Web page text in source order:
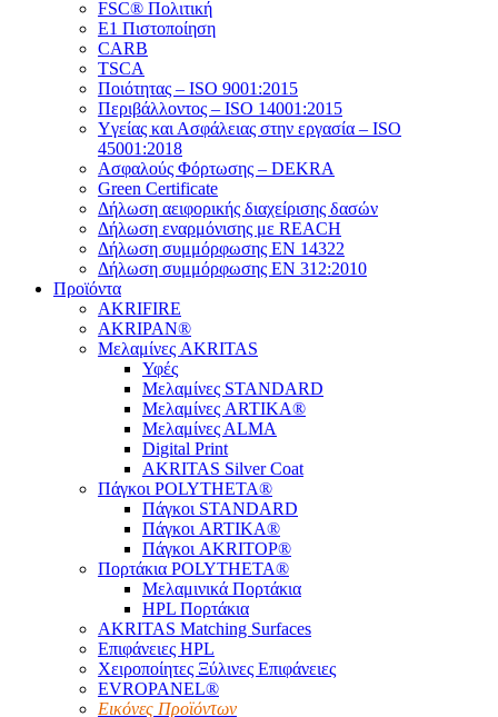
FSC® Πολιτική
E1 Πιστοποίηση
CARB
TSCA
Πoιότητας – ISO 9001:2015
Περιβάλλοντος – ISO 14001:2015
Yγείας και Ασφάλειας στην εργασία – ISO
45001:2018
Ασφαλούς Φόρτωσης – DEKRA
Green Certificate
Δήλωση αειφορικής διαχείρισης δασών
Δήλωση εναρμόνισης με REACH
Δήλωση συμμόρφωσης EN 14322
Δήλωση συμμόρφωσης EN 312:2010
Προϊόντα
AKRIFIRE
AKRIPAN®
Μελαμίνες AKRITAS
Υφές
Μελαμίνες STANDARD
Μελαμίνες ARTIKA®
Μελαμίνες ΑLMA
Digital Print
AKRITAS Silver Coat
Πάγκοι POLYTHETA®
Πάγκοι STANDARD
Πάγκοι ARTIKA®
Πάγκοι AKRITOP®
Πορτάκια POLYTHETA®
Μελαμινικά Πορτάκια
HPL Πορτάκια
AKRITAS Matching Surfaces
Επιφάνειες HPL
Χειροποίητες Ξύλινες Επιφάνειες
EVROPANEL®
Εικόνες Προϊόντων